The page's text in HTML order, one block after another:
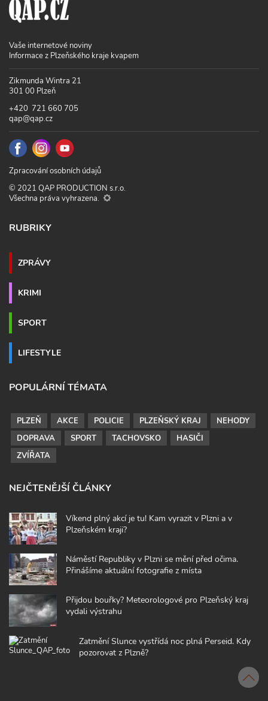
Vaše internetové noviny
Informace z Plzeňského kraje kvapem
Zikmunda Wintra 21
301 00 Plzeň
+420 721 660 705
qap@qap.cz
Zpracování osobních údajů
© 2021 QAP PRODUCTION s.r.o.
Všechna práva vyhrazena.
RUBRIKY
ZPRÁVY
KRIMI
SPORT
LIFESTYLE
POPULÁRNÍ TÉMATA
PLZEŇ AKCE POLICIE PLZEŇSKÝ KRAJ
NEHODY
DOPRAVA
SPORT TACHOVSKO
HASIČI
ZVÍŘATA
NEJČTENĚJŠÍ ČLÁNKY
Víkend plný akcí je tu! Kam vyrazit v Plzni a v
Plzeňském kraji?
Náměstí Republiky v Plzni se mění před očima.
Přinášíme aktuální fotografie z místa
Přijdou bouřky? Meteorologové pro Plzeňský kraj
vydali výstrahu
Zatmění Slunce vystřídá noc plná Perseid. Kdy
pozorovat z Plzně?